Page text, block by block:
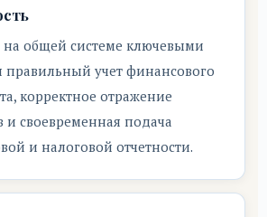
общей системе ключевыми
правильный учет финансового
корректное отражение
и своевременная подача
и налоговой отчетности.